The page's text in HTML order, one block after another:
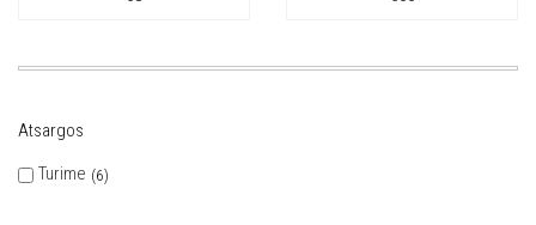
Atsargos
Turime
6